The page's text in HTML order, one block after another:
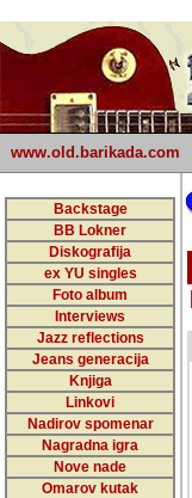
www.old.barikada.com
Backstage
BB Lokner
Diskografija
ex YU singles
Foto album
Interviews
Jazz reflections
Jeans generacija
Knjiga
Linkovi
Nadirov spomenar
Nagradna igra
Nove nade
Omarov kutak